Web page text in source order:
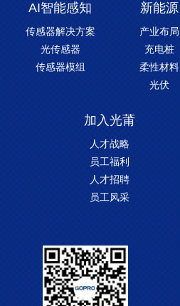
AI智能感知
传感器解决方案
光传感器
传感器模组
新能源
产业布局
充电桩
柔性材料
光伏
加入光莆
人才战略
员工福利
人才招聘
员工风采